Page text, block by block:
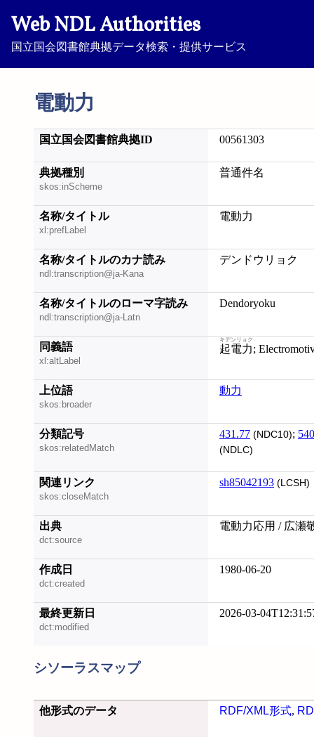
Web NDL Authorities
国立国会図書館典拠データ検索・提供サービス
電動力
国立国会図書館典拠ID 00561303
典拠種別
skos:inScheme
普通件名
名称/タイトル
xl:prefLabel
電動力
名称/タイトルのカナ読み
ndl:transcription@ja-Kana
デンドウリョク
名称/タイトルのローマ字読み
ndl:transcription@ja-Latn
Dendoryoku
同義語
xl:altLabel
起電力
キデンリョク
;
上位語
skos:broader
動力
分類記号
skos:relatedMatch
431.77 (NDC10); 540
(NDLC)
関連リンク
skos:closeMatch
sh85042193 (LCSH)
出典
dct:source
電動力応用 / 広瀬
作成日
dct:created
1980-06-20
最終更新日
dct:modified
2026-03-
シソーラスマップ
他形式のデータ RDF/XML形式,